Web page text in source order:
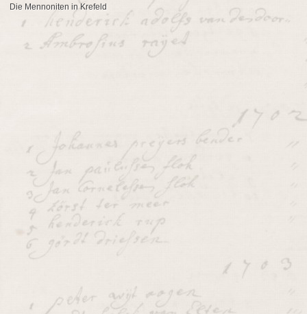
Die Mennoniten in Krefeld